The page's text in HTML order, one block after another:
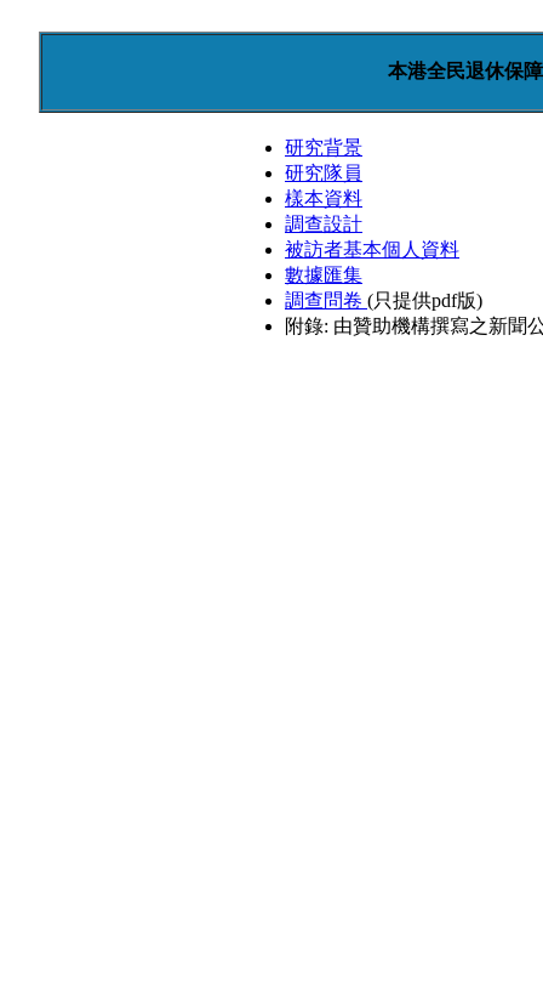
本港全民退休保
研究背景
研究隊員
樣本資料
調查設計
被訪者基本個人資料
數據匯集
調查問卷 (只提供pdf版)
附錄: 由贊助機構撰寫之新聞